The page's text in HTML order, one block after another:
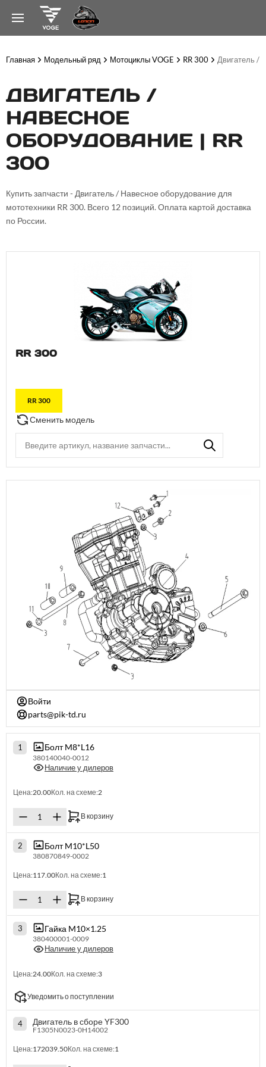
Главная Модельный ряд Мотоциклы VOGE RR 300 Двигатель /
ДВИГАТЕЛЬ /
НАВЕСНОЕ
ОБОРУДОВАНИЕ | RR
300
Купить запчасти - Двигатель / Навесное оборудование для
мототехники RR 300. Всего 12 позиций. Оплата картой доставка
по России.
RR 300
RR 300
Сменить модель
Войти
parts@pik-td.ru
1 Болт M8*L16
380140040-0012
Наличие у дилеров
Цена:20.00Кол. на схеме:2
В корзину
2 Болт M10*L50
380870849-0002
Цена:117.00Кол. на схеме:1
В корзину
3 Гайка M10×1.25
380400001-0009
Наличие у дилеров
Цена:24.00Кол. на схеме:3
Уведомить о поступлении
4 Двигатель в сборе YF300
F1305N0023-0H14002
Цена:172039.50Кол. на схеме:1